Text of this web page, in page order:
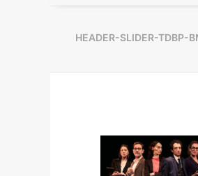
HEADER-SLIDER-TDBP-